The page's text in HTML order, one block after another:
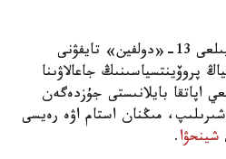
استانا. KAZINFORM - بيىلعى 13-«دولفين» تايفۋنى
پروۆينتسياسىنىڭ جاعالاۋىنا
اپاتقا بايلانىستى جۇزدەگەن
مىڭنان استام اۋە رەيسى
شينحۋا.